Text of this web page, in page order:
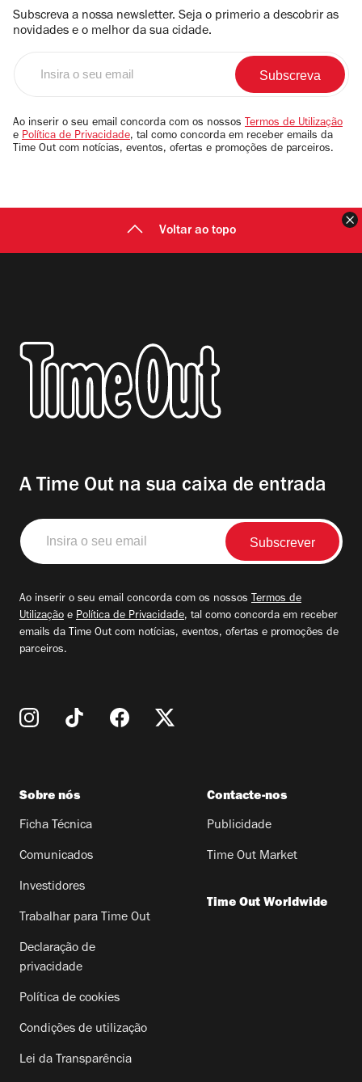
Subscreva a nossa newsletter. Seja o primerio a descobrir as
novidades e o melhor da sua cidade.
email
Ao inserir o seu email concorda com os nossos Termos de Utilização
e Política de Privacidade, tal como concorda em receber emails da
Time Out com notícias, eventos, ofertas e promoções de parceiros.
Voltar ao topo
A Time Out na sua caixa de entrada
Insira
o
seu
Ao inserir o seu email concorda com os nossos Termos de
Utilização e Política de Privacidade, tal como concorda em receber
emails da Time Out com notícias, eventos, ofertas e promoções de
parceiros.
Sobre nós
Ficha Técnica
Comunicados
Investidores
Trabalhar para Time Out
Declaração de
privacidade
Política de cookies
Condições de utilização
Lei da Transparência
Contacte-nos
Publicidade
Time Out Market
Time Out Worldwide